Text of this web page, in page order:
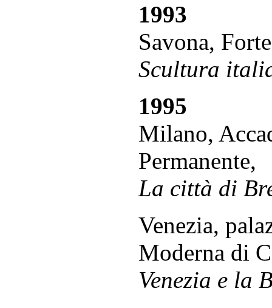
1993
Savona,
Scultura
1995
Milano,
Permanente,
La città di
Venezia,
Moderna di
Venezia e la